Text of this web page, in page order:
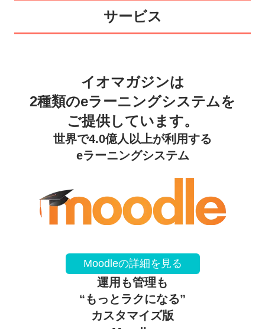
サービス
イオマガジンは
2種類のeラーニングシステムを
ご提供しています。
世界で4.0億人以上が利用する
eラーニングシステム
Moodleの詳細を見る
運用も管理も
“もっとラクになる”
カスタマイズ版